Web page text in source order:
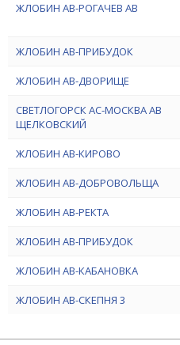
ЖЛОБИН АВ-РОГАЧЕВ АВ
ЖЛОБИН АВ-ПРИБУДОК
ЖЛОБИН АВ-ДВОРИЩЕ
СВЕТЛОГОРСК АС-МОСКВА АВ
ЩЕЛКОВСКИЙ
ЖЛОБИН АВ-КИРОВО
ЖЛОБИН АВ-ДОБРОВОЛЬЩА
ЖЛОБИН АВ-РЕКТА
ЖЛОБИН АВ-ПРИБУДОК
ЖЛОБИН АВ-КАБАНОВКА
ЖЛОБИН АВ-СКЕПНЯ 3